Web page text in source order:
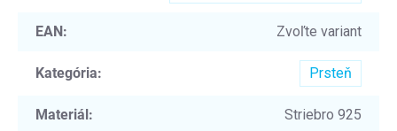
EAN: Zvoľte variant
Kategória: Prsteň
Materiál: Striebro 925